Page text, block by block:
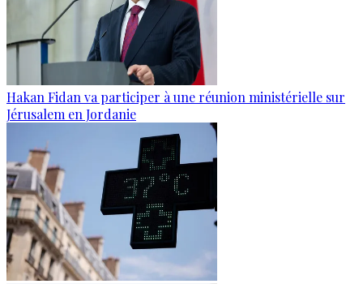
Hakan Fidan va participer à une réunion ministérielle sur
Jérusalem en Jordanie